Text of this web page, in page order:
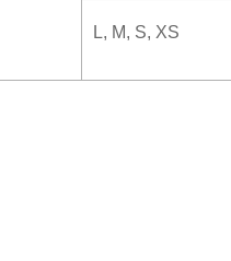
L, M, S, XS